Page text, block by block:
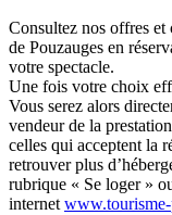
Consultez nos offres et
de Pouzauges en
votre spectacle.
Une fois votre choix
Vous serez alors
vendeur de la
celles qui acceptent la
retrouver plus
rubrique « Se loger »
internet